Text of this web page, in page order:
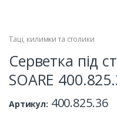
Таці, килимки та столики
Серветка під
SOARE
Артикул: 400.825.36